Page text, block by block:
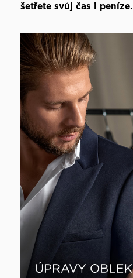
šetřete svůj čas i peníze.